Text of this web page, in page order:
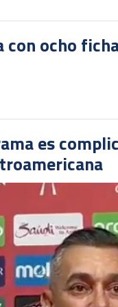
con ocho
es